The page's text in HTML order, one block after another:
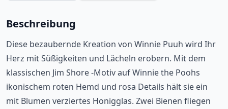
Beschreibung
Diese bezaubernde Kreation von Winnie Puuh wird Ihr
Herz mit Süßigkeiten und Lächeln erobern. Mit dem
klassischen Jim Shore -Motiv auf Winnie the Poohs
ikonischem roten Hemd und rosa Details hält sie ein
mit Blumen verziertes Honigglas. Zwei Bienen fliegen